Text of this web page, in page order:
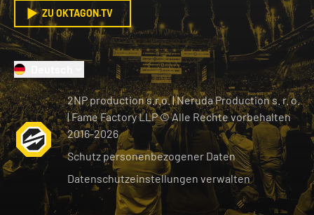
ZU OKTAGON.TV
2NP production s.r.o.|Neruda Production s. r. o.
| Fame Factory LLP © Alle Rechte vorbehalten
2016-2026
Schutz personenbezogener Daten
Datenschutzeinstellungen verwalten